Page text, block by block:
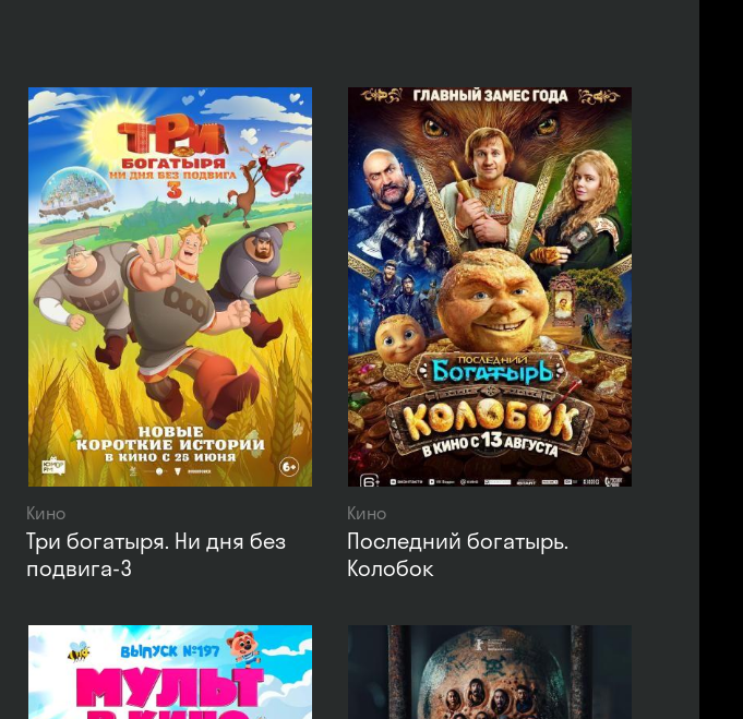
Кино
Три богатыря. Ни дня без
подвига-3
Кино
Последний богатырь.
Колобок